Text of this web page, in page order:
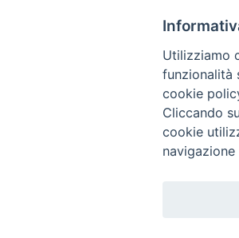
Copyright © 2019 - Tutti i
Utilizziamo
funzionalità
cookie
Cliccando
cookie